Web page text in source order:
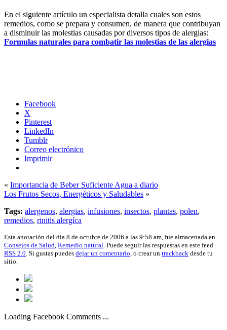
En el siguiente artículo un especialista detalla cuales son estos
remedios, como se prepara y consumen, de manera que contribuyan
a disminuir las molestias causadas por diversos tipos de alergias:
Formulas naturales para combatir las molestias de las alergias
Facebook
X
Pinterest
LinkedIn
Tumblr
Correo electrónico
Imprimir
« Importancia de Beber Suficiente Agua a diario
Los Frutos Secos, Energéticos y Saludables »
Tags: alergenos, alergias, infusiones, insectos, plantas, polen,
remedios, rinitis alergíca
Esta anotación del día 8 de octubre de 2006 a las 9:58 am, fue almacenada en
Consejos de Salud Remedio natural . Puede seguir las respuestas en este feed
RSS 2.0 . Si gustas puedes dejar un comentario , o crear un trackback desde tu
sitio.
Loading Facebook Comments ...